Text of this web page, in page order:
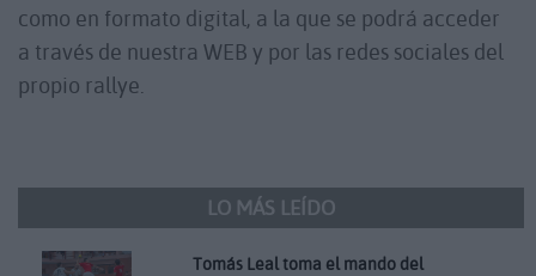
como en formato digital, a la que se podrá acceder
a través de nuestra WEB y por las redes sociales del
propio rallye.
LO MÁS LEÍDO
Tomás Leal toma el mando del